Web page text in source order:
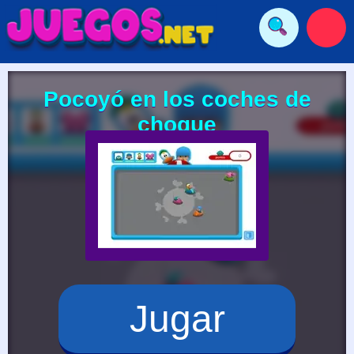
Pocoyó en los coches de
choque
Jugar